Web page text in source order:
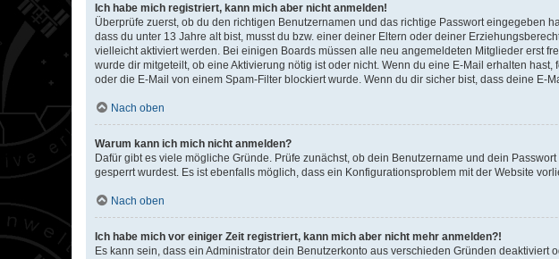
Ich habe mich registriert, kann mich aber nicht anmelden!
Überprüfe zuerst, ob du den richtigen Benutzernamen und das richtige Passwort eingegeben
dass du unter 13 Jahre alt bist, musst du bzw. einer deiner Eltern oder deiner
vielleicht aktiviert werden. Bei einigen Boards müssen alle neu angemeldeten Mitglieder erst
wurde dir mitgeteilt, ob eine Aktivierung nötig ist oder nicht. Wenn du eine E-Mail erhalten
oder die E-Mail von einem Spam-Filter blockiert wurde. Wenn du dir sicher bist, dass deine E-
Nach oben
Warum kann ich mich nicht anmelden?
Dafür gibt es viele mögliche Gründe. Prüfe zunächst, ob dein Benutzername und dein
gesperrt wurdest. Es ist ebenfalls möglich, dass ein Konfigurationsproblem mit der Website
Nach oben
Ich habe mich vor einiger Zeit registriert, kann mich aber nicht mehr anmelden?!
Es kann sein, dass ein Administrator dein Benutzerkonto aus verschieden Gründen